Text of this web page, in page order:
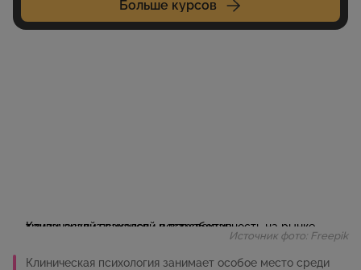
Больше курсов
Источник фото: Freepik
Клиническая психология занимает особое место среди